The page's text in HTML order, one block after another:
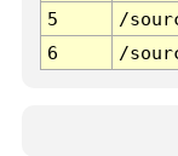
5
/
6
/